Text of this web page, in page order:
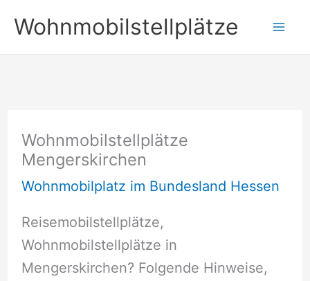
Inhalt
springen
Wohnmobilstellplätze
Wohnmobilstellplätze
Mengerskirchen
Wohnmobilplatz im Bundesland Hessen
Reisemobilstellplätze,
Wohnmobilstellplätze in
Mengerskirchen? Folgende Hinweise,